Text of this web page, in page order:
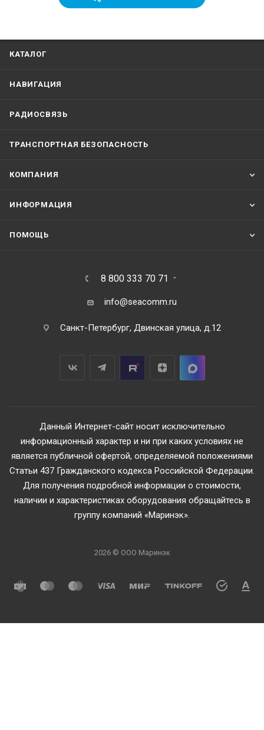
КАТАЛОГ
НАВИГАЦИЯ
РАДИОСВЯЗЬ
ТРАНСПОРТНАЯ БЕЗОПАСНОСТЬ
КОМПАНИЯ
ИНФОРМАЦИЯ
ПОМОЩЬ
8 800 333 70 71
info@seacomm.ru
Санкт-Петербург, Двинская улица, д.12
Данный Интернет-сайт носит исключительно
информационный характер и ни при каких условиях не
является публичной офертой, определяемой положениями
Статьи 437 Гражданского кодекса Российской Федерации.
Для получения подробной информации о стоимости,
наличии и характеристиках оборудования обращайтесь в
группу компаний «Маринэк».
2026 © ООО Маринэк